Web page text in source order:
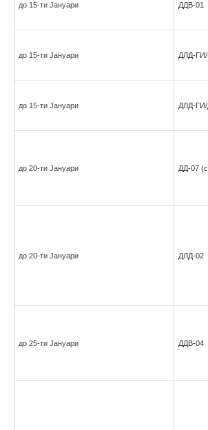
до 15-ти Јануари ДДВ-01
до 15-ти Јануари ДЛД-
до 15-ти Јануари ДЛД-
до 20-ти Јануари ДД-07
до 20-ти Јануари ДЛД-02
до 25-ти Јануари ДДВ-04